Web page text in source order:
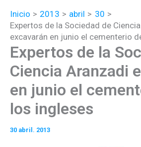
Inicio 2013 abril
30
Expertos de la Sociedad de
excavarán en junio el cementerio
Expertos de la
Ciencia Aranzadi
en junio el
los ingleses
30 abril. 2013